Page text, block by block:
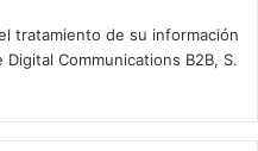
tratamiento de su información
Digital Communications B2B, S.